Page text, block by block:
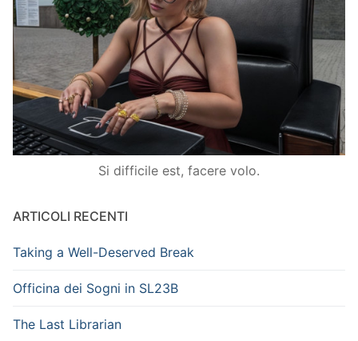
Si difficile est, facere volo.
ARTICOLI RECENTI
Taking a Well-Deserved Break
Officina dei Sogni in SL23B
The Last Librarian